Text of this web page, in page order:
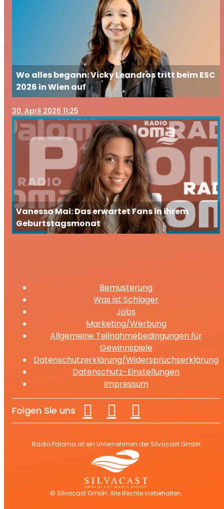
Wo alles begann: Vicky Leandros tritt beim ESC
2026 in Wien auf
30. April 2026 11:25
Vanessa Mai: Das erwartet Fans in ihrem
Geburtstagsmonat
Bemusterung
Was ist Schlager
Jobs
Marketing/Werbung
Allgemeine Teilnahmebedingungen für
Gewinnspiele
Datenschutzerklärung/Widerspruchserklärung
Datenschutz-Einstellungen
Impressum
Folgen Sie uns
Radio Paloma ist ein Unternehmen der Silvacast GmbH
© Silvacast GmbH. Alle Rechte vorbehalten.